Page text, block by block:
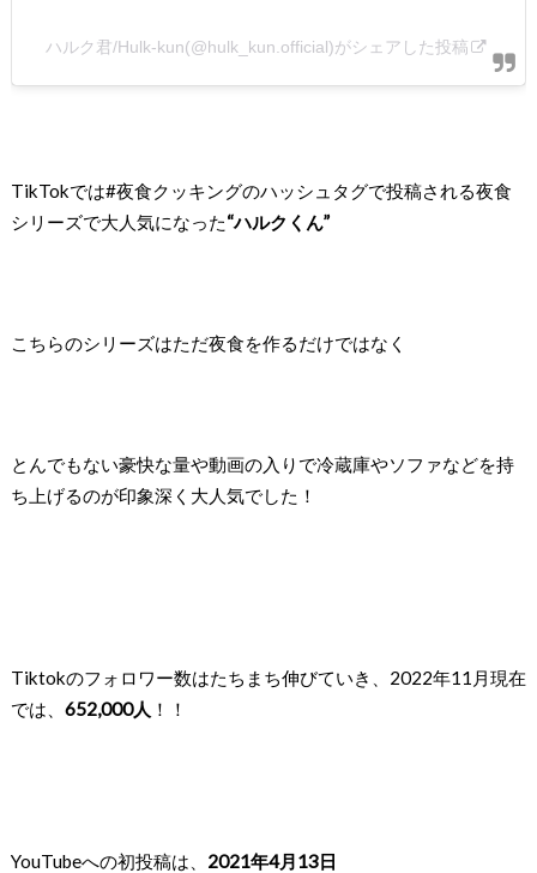
ハルク君/Hulk-kun(@hulk_kun.official)がシェアした投稿
TikTokでは#夜食クッキングのハッシュタグで投稿される夜食
シリーズで大人気になった“ハルクくん”
こちらのシリーズはただ夜食を作るだけではなく
とんでもない豪快な量や動画の入りで冷蔵庫やソファなどを持
ち上げるのが印象深く大人気でした！
Tiktokのフォロワー数はたちまち伸びていき、 2022年11月現在
では、 652,000人 ！！
YouTubeへの初投稿は、 2021年4月13日